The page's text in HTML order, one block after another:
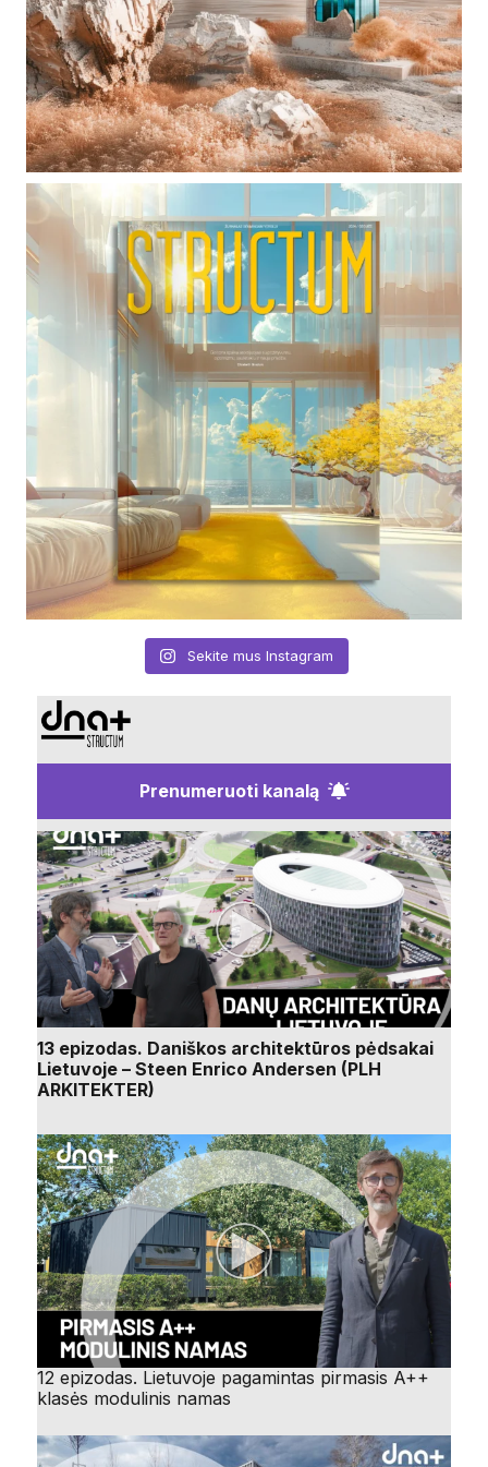
Sekite mus Instagram
Prenumeruoti kanalą
13 epizodas. Daniškos architektūros pėdsakai
Lietuvoje – Steen Enrico Andersen (PLH
ARKITEKTER)
12 epizodas. Lietuvoje pagamintas pirmasis A++
klasės modulinis namas